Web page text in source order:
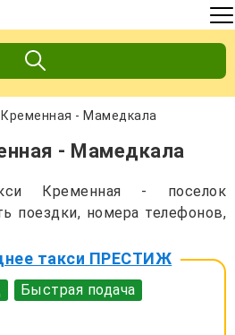
Кременная - Мамедкала
- Мамедкала
Кременная - поселок
поездки, номера телефонов,
такси ПРЕСТИЖ
Быстрая подача